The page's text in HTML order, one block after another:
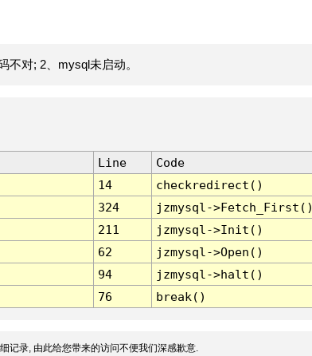
不对; 2、mysql未启动。
Line
Code
14
checkredirect()
324
jzmysql-
211
jzmysql->Init()
62
jzmysql->Open()
94
jzmysql->halt()
76 break()
记录, 由此给您带来的访问不便我们深感歉意.